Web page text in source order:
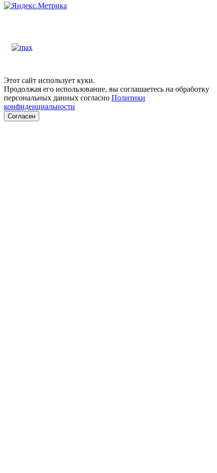
Этот сайт использует куки.
Продолжая его использование, вы соглашаетесь на обработку
персональных данных согласно Политики
конфиденциальности
Согласен